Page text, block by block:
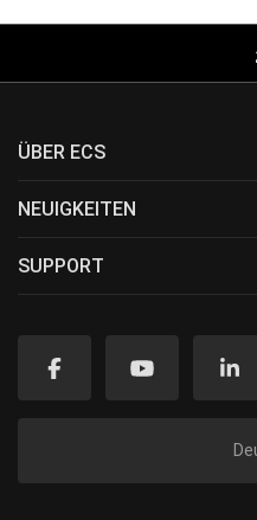
ÜBER ECS
NEUIGKEITEN
SUPPORT